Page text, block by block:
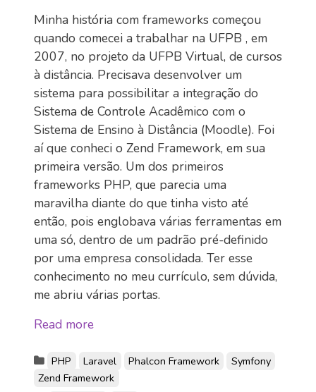
Minha história com frameworks começou
quando comecei a trabalhar na UFPB , em
2007, no projeto da UFPB Virtual, de cursos
à distância. Precisava desenvolver um
sistema para possibilitar a integração do
Sistema de Controle Acadêmico com o
Sistema de Ensino à Distância (Moodle). Foi
aí que conheci o Zend Framework, em sua
primeira versão. Um dos primeiros
frameworks PHP, que parecia uma
maravilha diante do que tinha visto até
então, pois englobava várias ferramentas em
uma só, dentro de um padrão pré-definido
por uma empresa consolidada. Ter esse
conhecimento no meu currículo, sem dúvida,
me abriu várias portas.
Read more
PHP Laravel Phalcon Framework
Symfony
Zend Framework